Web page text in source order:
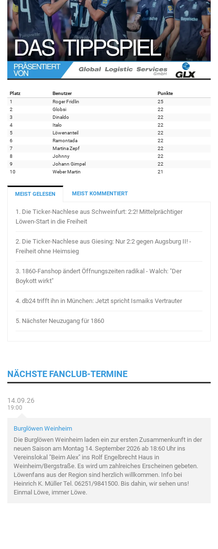
Platz Benutzer
Punkte
1
Roger Fridlin
25
2
Globsi
22
3
Dinaldo
22
4
Italo
22
5
Löwenanteil
22
6
Ramontada
22
7
Martina Zepf
22
8
Johnny
22
9
Johann Gimpel
22
10
Weber Martin 21
MEIST GELESEN MEIST KOMMENTIERT
1. Die Ticker-Nachlese aus Schweinfurt: 2:2! Mittelprächtiger
Löwen-Start in die Freiheit
2. Die Ticker-Nachlese aus Giesing: Nur 2:2 gegen Augsburg II! -
Freiheit ohne Heimsieg
3. 1860-Fanshop ändert Öffnungszeiten radikal - Walch: "Der
Boykott wirkt"
4. db24 trifft ihn in München: Jetzt spricht Ismaiks Vertrauter
5. Nächster Neuzugang für 1860
NÄCHSTE FANCLUB-TERMINE
14.09.26
19:00
Burglöwen Weinheim
Die Burglöwen Weinheim laden ein zur ersten Zusammenkunft in der
neuen Saison am Montag 14. September 2026 ab 18:60 Uhr ins
Vereinslokal "Beim Alex" ins Rolf Engelbrecht Haus in
Weinheim/Bergstraße. Es wird um zahlreiches Erscheinen gebeten.
Löwenfans aus der Region sind herzlich willkommen. Info bei
Heinrich K. Müller Tel. 06251/9841500. Bis dahin, wir sehen uns!
Einmal Löwe, immer Löwe.